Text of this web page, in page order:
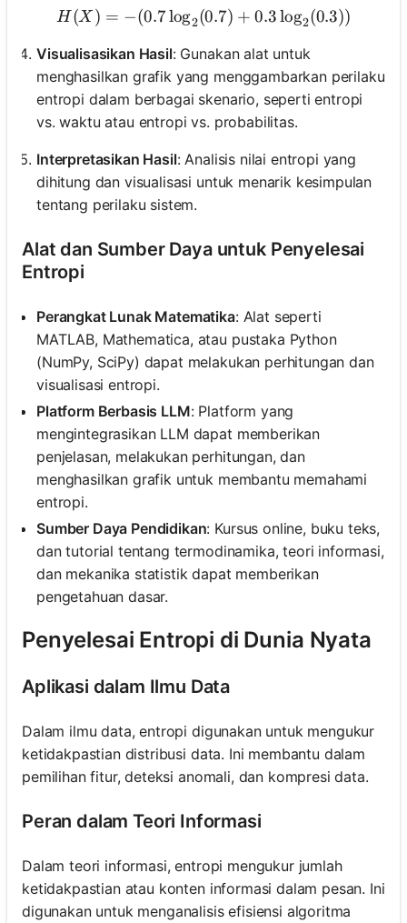
H(X) = - (0.7 \log_2(0.7)
H (X ) = −(0.7log2(0.7) + 0.3log2(0.3))
Visualisasikan Hasil: Gunakan alat untuk
menghasilkan grafik yang menggambarkan perilaku
entropi dalam berbagai skenario, seperti entropi
vs. waktu atau entropi vs. probabilitas.
Interpretasikan Hasil: Analisis nilai entropi yang
dihitung dan visualisasi untuk menarik kesimpulan
tentang perilaku sistem.
Alat dan Sumber Daya untuk Penyelesai
Entropi
Perangkat Lunak Matematika: Alat seperti
MATLAB, Mathematica, atau pustaka Python
(NumPy, SciPy) dapat melakukan perhitungan dan
visualisasi entropi.
Platform Berbasis LLM: Platform yang
mengintegrasikan LLM dapat memberikan
penjelasan, melakukan perhitungan, dan
menghasilkan grafik untuk membantu memahami
entropi.
Sumber Daya Pendidikan: Kursus online, buku teks,
dan tutorial tentang termodinamika, teori informasi,
dan mekanika statistik dapat memberikan
pengetahuan dasar.
Penyelesai Entropi di Dunia Nyata
Aplikasi dalam Ilmu Data
Dalam ilmu data, entropi digunakan untuk mengukur
ketidakpastian distribusi data. Ini membantu dalam
pemilihan fitur, deteksi anomali, dan kompresi data.
Peran dalam Teori Informasi
Dalam teori informasi, entropi mengukur jumlah
ketidakpastian atau konten informasi dalam pesan. Ini
digunakan untuk menganalisis efisiensi algoritma